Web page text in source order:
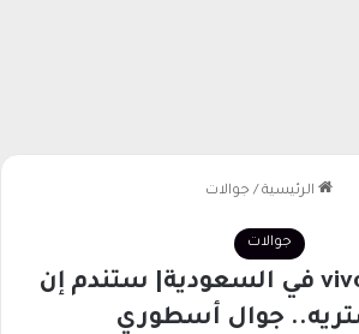
الرئيسية / جوالات
جوالات
سعر vivo Y100i في السعودية| ستندم إن
جوال أسطوري